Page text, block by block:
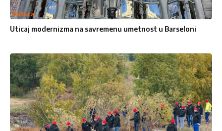
Kultura
Uticaj modernizma na savremenu umetnost u Barseloni